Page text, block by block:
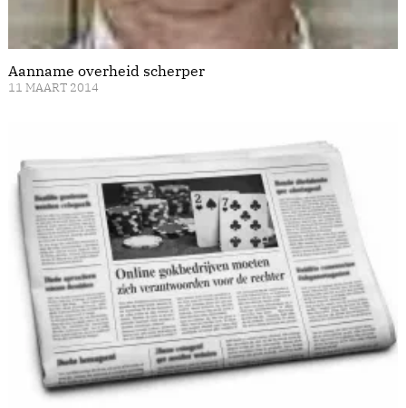
Aanname overheid scherper
11 MAART 2014